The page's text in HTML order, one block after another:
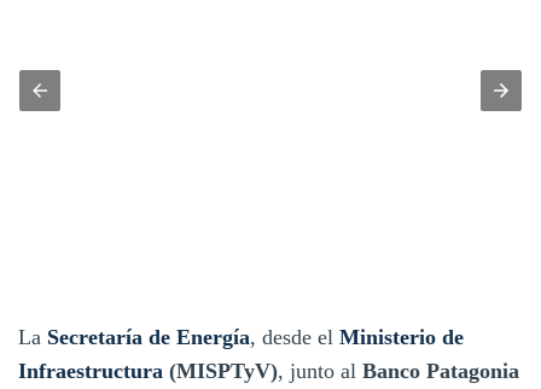
La Secretaría de Energía, desde el Ministerio de
Infraestructura (MISPTyV), junto al Banco Patagonia